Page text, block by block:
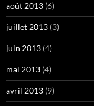
août 2013 (6)
juillet 2013 (3)
juin 2013 (4)
mai 2013 (4)
avril 2013 (9)